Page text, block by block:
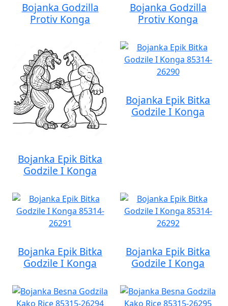
Bojanka Godzilla
Protiv Konga
Bojanka Godzilla
Protiv Konga
Bojanka Epik Bitka
Godzile I Konga
Bojanka Epik Bitka
Godzile I Konga
Bojanka Epik Bitka
Godzile I Konga
Bojanka Epik Bitka
Godzile I Konga